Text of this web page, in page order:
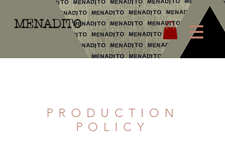
MENADITO
PRODUCTION
POLICY